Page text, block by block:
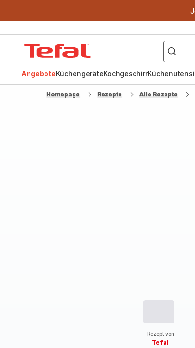
AngeboteKüchengeräteKochgeschirr
Homepage Rezepte Alle Rezepte
Rezept von
Tefal